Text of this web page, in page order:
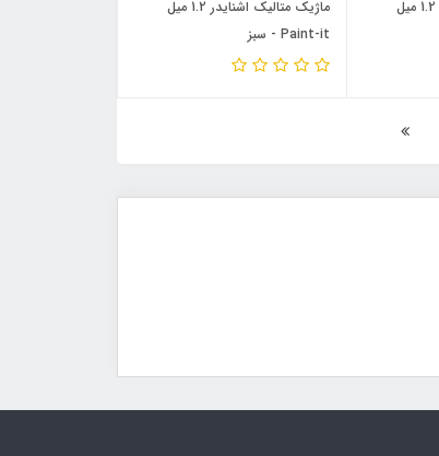
ماژیک متالیک اشنایدر 1.2 میل
ماژیک متالیک اشنایدر 1.2 میل
Paint-it - سبز